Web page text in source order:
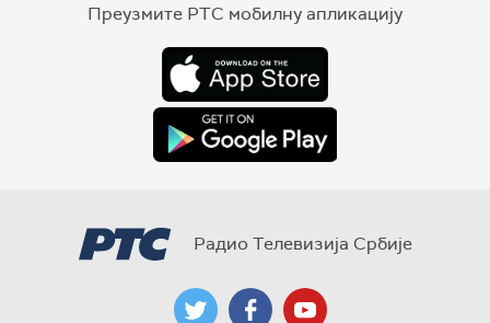
Преузмите РТС мобилну апликацију
Радио Телевизија Србије